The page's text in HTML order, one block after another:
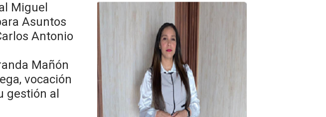
Miguel
Asuntos
Antonio
Mañón
vocación
gestión al